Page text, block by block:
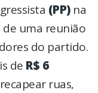
(PP)na
uma reunião
do partido.
de R$ 6
ruas,